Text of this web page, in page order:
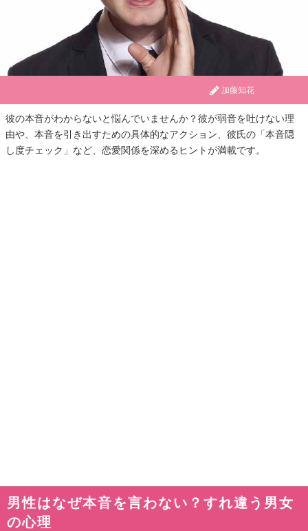
加藤知花
彼の本音がわからないと悩んでいませんか？彼が弱音を吐けない理
由や、本音を引き出すための具体的なアクション、彼氏の「本音隠
し度チェック」など、恋愛関係を深めるヒントが満載です。
男性はなぜ本音を言わない？すれ違う男女
の心理